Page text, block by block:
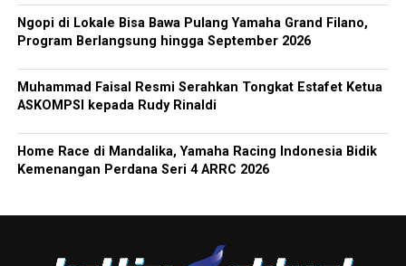
Ngopi di Lokale Bisa Bawa Pulang Yamaha Grand Filano,
Program Berlangsung hingga September 2026
Muhammad Faisal Resmi Serahkan Tongkat Estafet Ketua
ASKOMPSI kepada Rudy Rinaldi
Home Race di Mandalika, Yamaha Racing Indonesia Bidik
Kemenangan Perdana Seri 4 ARRC 2026